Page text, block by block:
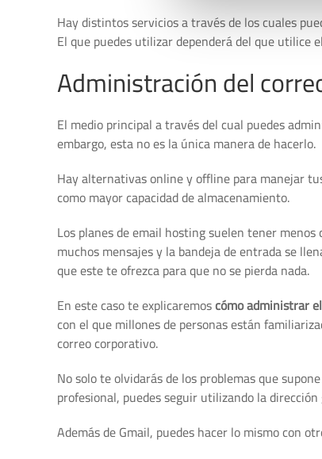
Hay distintos servicios a través de los cuales
El que puedes utilizar dependerá del que utilice
Administración del
El medio principal a través del cual puedes
embargo, esta no es la única manera de hacerlo.
Hay alternativas online y offline para manejar
como mayor capacidad de almacenamiento.
Los planes de email hosting suelen tener
muchos mensajes y la bandeja de entrada se
que este te ofrezca para que no se pierda nada.
En este caso te explicaremoscómo administrar
con el que millones de personas están
correo corporativo.
No solo te olvidarás de los problemas que
profesional, puedes seguir utilizando la
Además de Gmail, puedes hacer lo mismo con